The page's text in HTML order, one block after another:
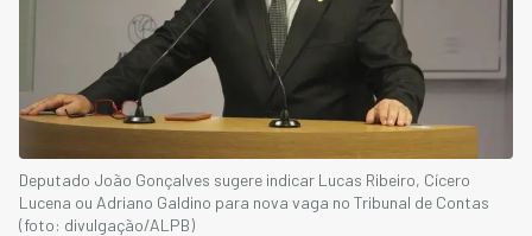
Deputado João Gonçalves sugere indicar Lucas Ribeiro, Cícero
Lucena ou Adriano Galdino para nova vaga no Tribunal de Contas
(foto: divulgação/ALPB)